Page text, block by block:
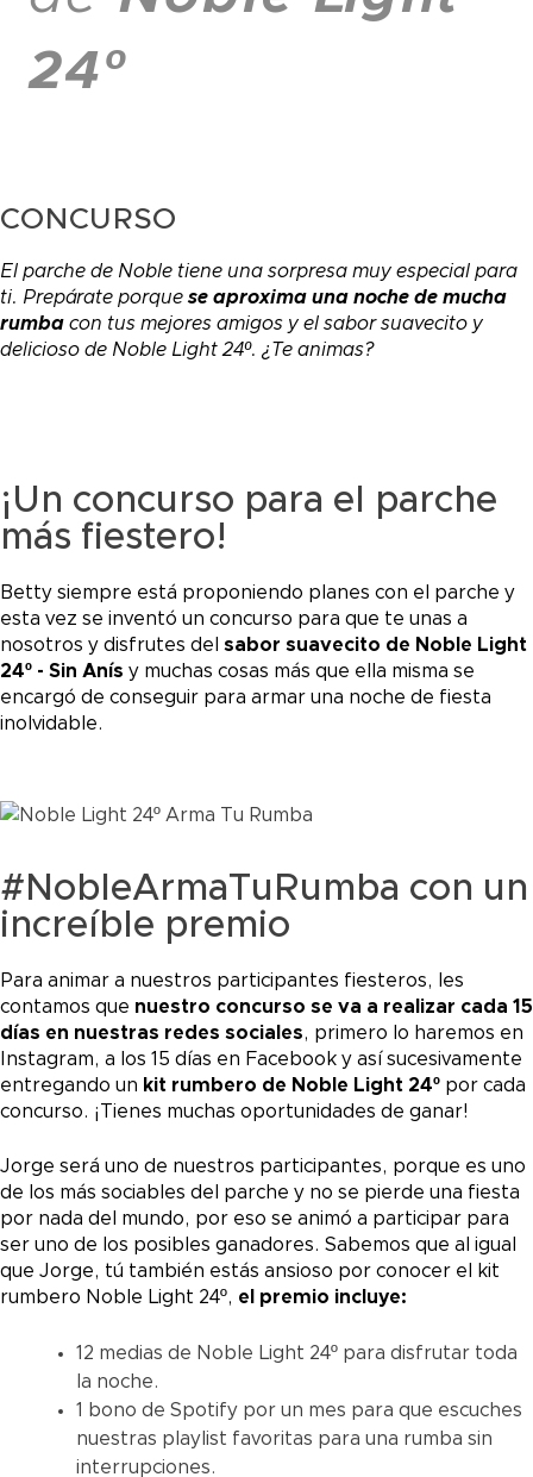
24º
CONCURSO
El parche de Noble tiene una sorpresa muy especial para
ti. Prepárate porque se aproxima una noche de mucha
rumba con tus mejores amigos y el sabor suavecito y
delicioso de Noble Light 24º. ¿Te animas?
¡Un concurso para el parche
más fiestero!
Betty siempre está proponiendo planes con el parche y
esta vez se inventó un concurso para que te unas a
nosotros y disfrutes del sabor suavecito de Noble Light
24º - Sin Anís y muchas cosas más que ella misma se
encargó de conseguir para armar una noche de fiesta
inolvidable.
#NobleArmaTuRumba con un
increíble premio
Para animar a nuestros participantes fiesteros, les
contamos que nuestro concurso se va a realizar cada 15
días en nuestras redes sociales, primero lo haremos en
Instagram, a los 15 días en Facebook y así sucesivamente
entregando un kit rumbero de Noble Light 24º por cada
concurso. ¡Tienes muchas oportunidades de ganar!
Jorge será uno de nuestros participantes, porque es uno
de los más sociables del parche y no se pierde una fiesta
por nada del mundo, por eso se animó a participar para
ser uno de los posibles ganadores. Sabemos que al igual
que Jorge, tú también estás ansioso por conocer el kit
rumbero Noble Light 24º, el premio incluye:
12 medias de Noble Light 24º para disfrutar toda
la noche.
1 bono de Spotify por un mes para que escuches
nuestras playlist favoritas para una rumba sin
interrupciones.